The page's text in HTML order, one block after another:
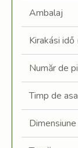
Ambalaj
Kirakási idő
Număr de
Timp de
Dimensiune